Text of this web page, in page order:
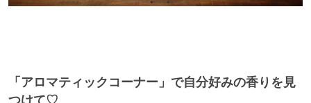
「アロマティックコーナー」で自分好みの香りを見
つけて♡